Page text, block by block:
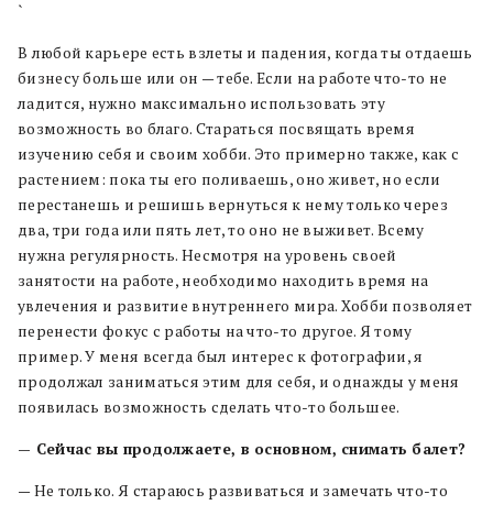
`
В любой карьере есть взлеты и падения, когда ты отдаешь
бизнесу больше или он — тебе. Если на работе что-то не
ладится, нужно максимально использовать эту
возможность во благо. Стараться посвящать время
изучению себя и своим хобби. Это примерно также, как с
растением: пока ты его поливаешь, оно живет, но если
перестанешь и решишь вернуться к нему только через
два, три года или пять лет, то оно не выживет. Всему
нужна регулярность. Несмотря на уровень своей
занятости на работе, необходимо находить время на
увлечения и развитие внутреннего мира. Хобби позволяет
перенести фокус с работы на что-то другое. Я тому
пример. У меня всегда был интерес к фотографии, я
продолжал заниматься этим для себя, и однажды у меня
появилась возможность сделать что-то большее.
— Сейчас вы продолжаете, в основном, снимать балет?
— Не только. Я стараюсь развиваться и замечать что-то